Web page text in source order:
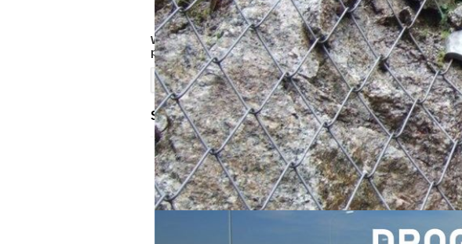
W dniach 24-26 września 2024 roku w Rzeszowie odbył
patronatem honorowym. W wydarzeniu udział wzięli
Więcej
SEMINARIUM NAUKOWO-TECHNICZNE PKGIŚ I